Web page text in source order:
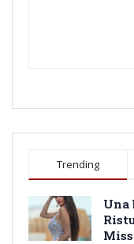
Trending
Una